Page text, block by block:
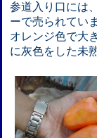
参道入り口には
ーで売られてい
オレンジ色で大
に灰色をした未